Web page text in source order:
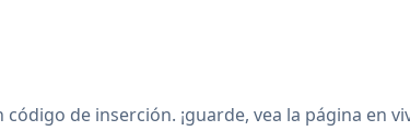
de inserción. ¡guarde, vea la página en